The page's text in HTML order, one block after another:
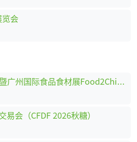
会
2026中食展®（广州）暨广州国际食品食材展Food2China Expo
会（CFDF 2026秋糖）